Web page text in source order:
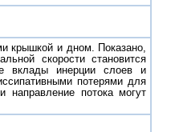
крышкой и дном. Показано,
скорости становится
вклады инерции слоев и
потерями для
потока могут